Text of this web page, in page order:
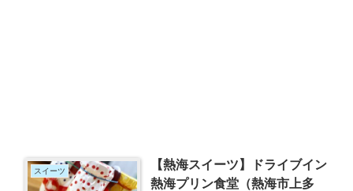
スイーツ
【熱海スイーツ】ドライブイン
熱海プリン食堂（熱海市上多